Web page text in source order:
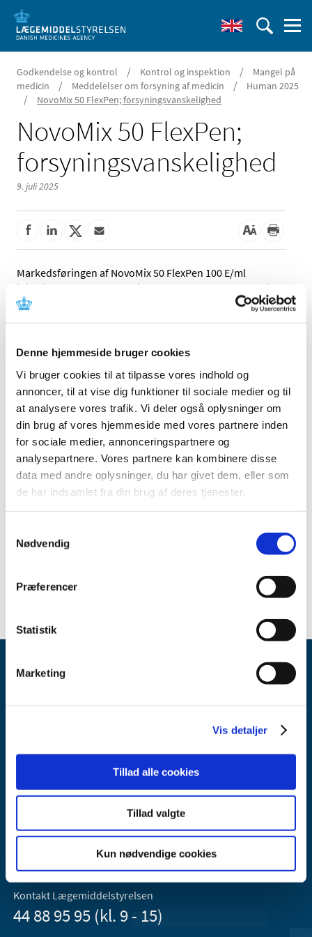
Denne hjemmeside bruger cookies
Vi bruger cookies til at tilpasse vores indhold og
annoncer, til at vise dig funktioner til sociale medier og til
at analysere vores trafik. Vi deler også oplysninger om
din brug af vores hjemmeside med vores partnere inden
for sociale medier, annonceringspartnere og
analysepartnere. Vores partnere kan kombinere disse
data med andre oplysninger, du har givet dem, eller som
de har indsamlet fra din brug af deres tjenester.
Nødvendig
Præferencer
Statistik
Marketing
Vis detaljer
Tillad alle cookies
Tillad valgte
Kun nødvendige cookies
Godkendelse og kontrol / Kontrol og inspektion /
Mangel på
medicin
/ Meddelelser om forsyning af medicin / Human 2025
/ NovoMix 50 FlexPen; forsyningsvanskelighed
NovoMix 50 FlexPen;
forsyningsvanskelighed
9. juli 2025
Markedsføringen af NovoMix 50 FlexPen 100 E/ml
injektionsvæske, suspension, fyldt pen fra Novo Nordisk
A/S vil ophøre.
suspension, fyldt pen
Aktivt stof:Insulin aspart protamin, insulin aspart
ATC-kode: A10AD05
Forventet periode:Fra slut september 2025
Årsag:
Kommercielle årsager
Virksomhed:Novo Nordisk A/S
Spørgsmål om aktuel status skal stilles til virksomheden.
Meddelelser om forsyning af
Lægemiddelstyrelsen
2300 København S
Lægemiddelstyrelsen er en del af
Sundheds- og Kirkeministeriet.
Kontakt Lægemiddelstyrelsen
44 88 95 95 (kl. 9 - 15)